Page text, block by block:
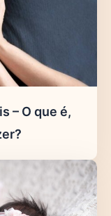
– O que é,